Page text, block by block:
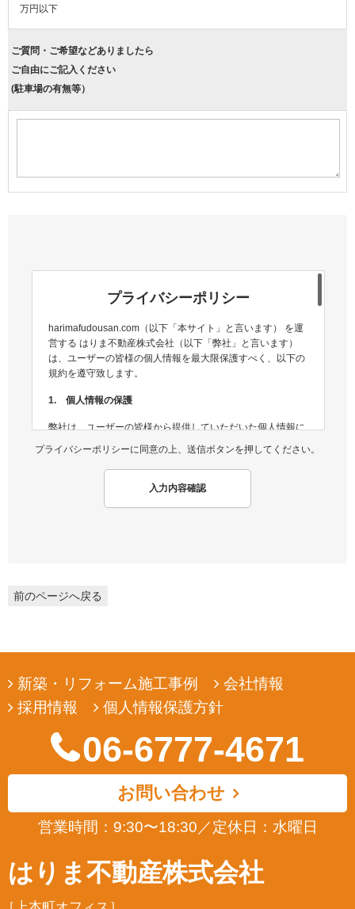
万円以下
ご質問・ご希望などありましたら
ご自由にご記入ください
(駐車場の有無等）
プライバシーポリシー
harimafudousan.com（以下「本サイト」と言います） を運
営する はりま不動産株式会社（以下「弊社」と言います）
は、ユーザーの皆様の個人情報を最大限保護すべく、以下の
規約を遵守致します。
1. 個人情報の保護
弊社は、ユーザーの皆様から提供していただいた個人情報に
険が生じないよう、個人情報の適切な管理及び保護に努めま
弊社は、ユーザーの皆様から提供していただいた個人情報
を、正当な理由のある場合を除き、その同意なくして第三者
においても、正当な理由がない限り、個人情報が第三者から
更に開示、提供若しくは漏洩されることのないよう努めま
5. ユーザーによる照会
弊社は、ユーザーの皆様が提供された個人情報の確認、訂正
などを希望される場合は、弊社対応窓口にお申出いただくこ
6. ポリシーの改善
プライバシーポリシーに同意の上、送信ボタンを押してください。
入力内容確認
前のページへ戻る
新築・リフォーム施工事例
会社情報
採用情報
個人情報保護方針
06-6777-4671
お問い合わせ
営業時間：9:30〜18:30 ／定休日：水曜日
はりま不動産株式会社